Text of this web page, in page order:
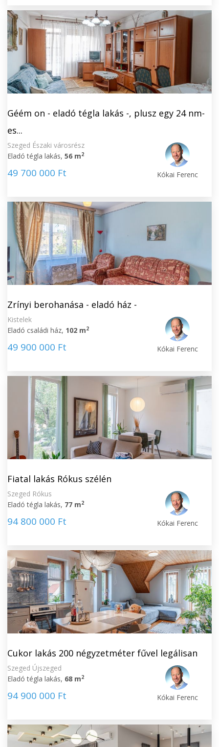
Géém on - eladó tégla lakás -, plusz egy 24 nm-
es...
Szeged Északi városrész
Eladó tégla lakás, 56 m2
49 700 000 Ft Kókai Ferenc
Zrínyi berohanása - eladó ház -
Kistelek
Eladó családi ház, 102 m2
49 900 000 Ft Kókai Ferenc
Fiatal lakás Rókus szélén
Szeged Rókus
Eladó tégla lakás, 77 m2
94 800 000 Ft Kókai Ferenc
Cukor lakás 200 négyzetméter fűvel legálisan
Szeged Újszeged
Eladó tégla lakás, 68 m2
94 900 000 Ft Kókai Ferenc